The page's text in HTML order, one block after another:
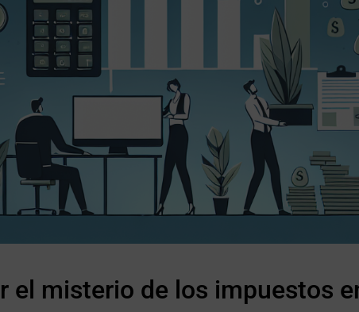
el misterio de los impuestos